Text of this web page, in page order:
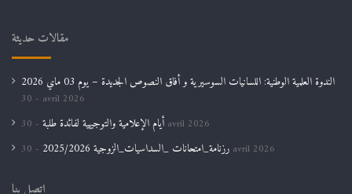
مقالات حديثة
الندوة العلمية الوطنية: اللسانيات السوسيرية و أفاق النصوص الجديدة – يوم 03 ماي 2026
30 avril 2026
أيام الإعلامية والتوجيهية لفائدة طلبة 30 avril 2026
رزنامة_امتحانات _السداسيات_الزوجية 2025/2026 30 avril 2026
اتصل بنا